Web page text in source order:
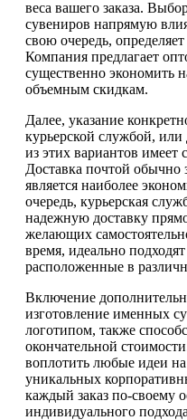
веса вашего заказа.
сувениров напрямую
свою очередь,
Компания предлагает
существенно экономить
объемным скидкам.
Далее, указание
курьерской службой,
из этих вариантов имеет
Доставка почтой обычно
является наиболее
очередь, курьерская
надежную доставку
желающих
время, идеально
расположенные в
Включение
изготовление именных
логотипом, также
окончательной
воплотить любые идеи
уникальных
каждый заказ по-своему
индивидуального